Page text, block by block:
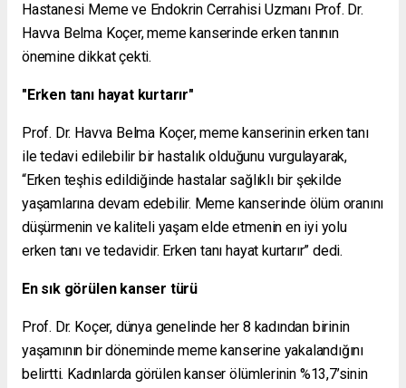
Hastanesi Meme ve Endokrin Cerrahisi Uzmanı Prof. Dr.
Havva Belma Koçer, meme kanserinde erken tanının
önemine dikkat çekti.
"Erken tanı hayat kurtarır"
Prof. Dr. Havva Belma Koçer, meme kanserinin erken tanı
ile tedavi edilebilir bir hastalık olduğunu vurgulayarak,
“Erken teşhis edildiğinde hastalar sağlıklı bir şekilde
yaşamlarına devam edebilir. Meme kanserinde ölüm oranını
düşürmenin ve kaliteli yaşam elde etmenin en iyi yolu
erken tanı ve tedavidir. Erken tanı hayat kurtarır” dedi.
En sık görülen kanser türü
Prof. Dr. Koçer, dünya genelinde her 8 kadından birinin
yaşamının bir döneminde meme kanserine yakalandığını
belirtti. Kadınlarda görülen kanser ölümlerinin %13,7’sinin